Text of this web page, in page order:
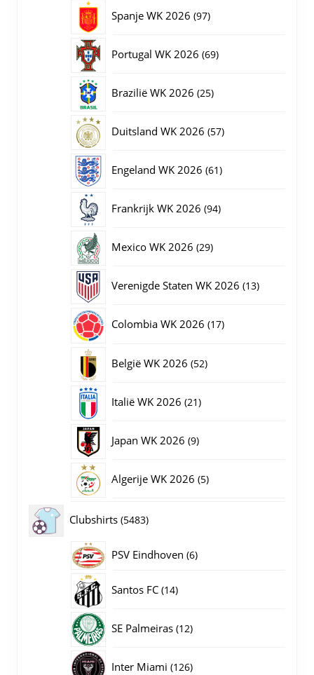
Spanje WK 2026 9797
Portugal WK 2026 6969
Brazilië WK 2026 2525
Duitsland WK 2026 5757
Engeland WK 2026 6161
Frankrijk WK 2026 9494
Mexico WK 2026 2929
Verenigde Staten WK 2026 1313
Colombia WK 2026 1717
België WK 2026 5252
Italië WK 2026 2121
Japan WK 2026 99
Algerije WK 2026 55
Clubshirts 54835483
producten
PSV Eindhoven 66
Santos FC 1414
SE Palmeiras 1212
Inter Miami 126126